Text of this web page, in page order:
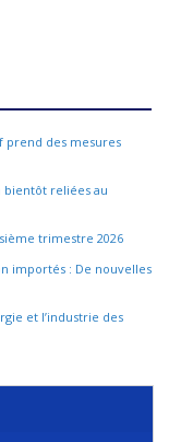
prend des mesures
bientôt reliées au
trimestre 2026
importés : De nouvelles
et l’industrie des